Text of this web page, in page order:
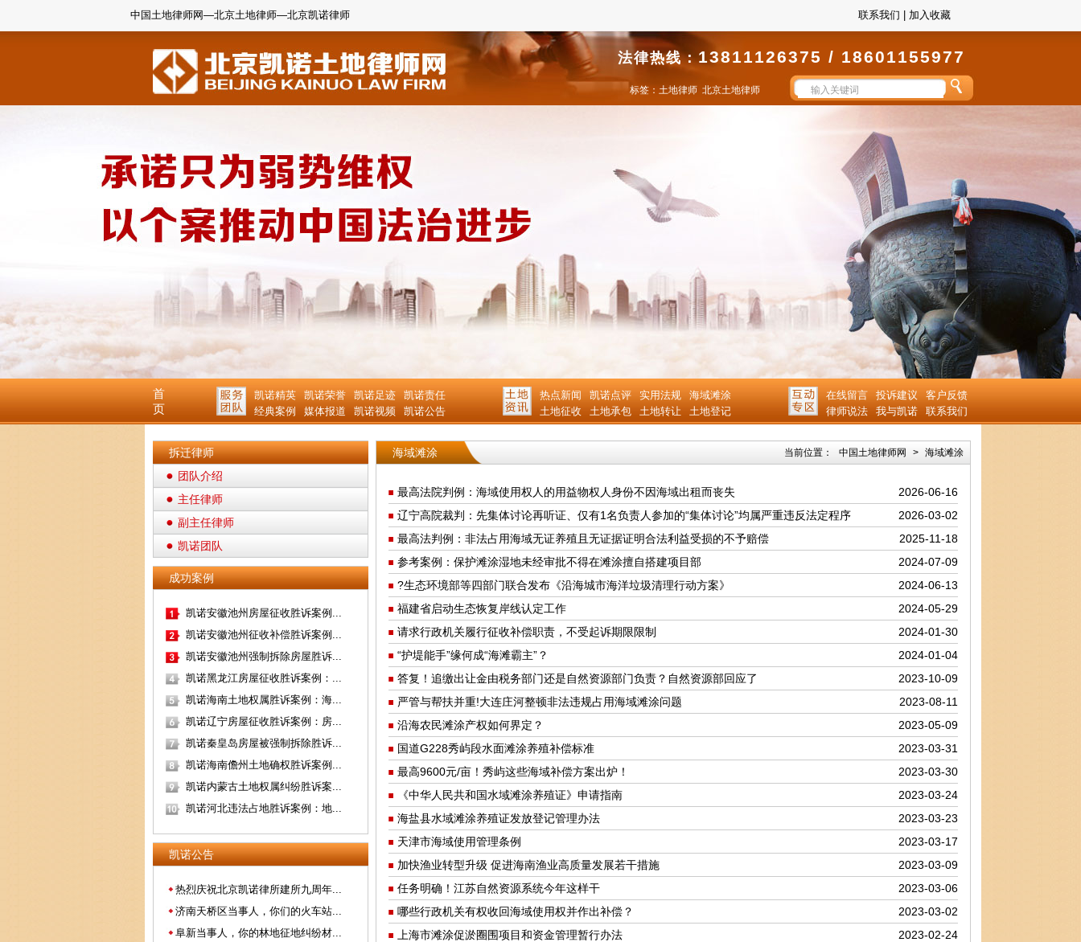
中国土地律师网—北京土地律师—北京凯诺律师 联系我们 加入收藏
法律热线：13811126375 / 18601155977
标签： 土地律师 北京土地律师
首
页
凯诺精英 凯诺荣誉 凯诺足迹
凯诺责任
经典案例
媒体报道 凯诺视频 凯诺公告
热点新闻 凯诺点评 实用法规
海域滩涂
土地征收
土地承包 土地转让 土地登记
在线留言 投诉建议
客户反馈
律师说法
我与凯诺 联系我们
拆迁律师
团队介绍
主任律师
副主任律师
凯诺团队
成功案例
凯诺安徽池州房屋征收胜诉案例...
凯诺安徽池州征收补偿胜诉案例...
凯诺安徽池州强制拆除房屋胜诉...
凯诺黑龙江房屋征收胜诉案例：...
凯诺海南土地权属胜诉案例：海...
凯诺辽宁房屋征收胜诉案例：房...
凯诺秦皇岛房屋被强制拆除胜诉...
凯诺海南儋州土地确权胜诉案例...
凯诺内蒙古土地权属纠纷胜诉案...
凯诺河北违法占地胜诉案例：地...
凯诺公告
热烈庆祝北京凯诺律所建所九周年...
济南天桥区当事人，你们的火车站...
阜新当事人，你的林地征地纠纷材...
海域滩涂 当前位置： 中国土地律师网 > 海域滩涂
最高法院判例：海域使用权人的用益物权人身份不因海域出租而丧失
2026-06-16
辽宁高院裁判：先集体讨论再听证、仅有1名负责人参加的“集体讨论”均属严重违反法定程序
2026-03-02
最高法判例：非法占用海域无证养殖且无证据证明合法利益受损的不予赔偿
2025-11-18
参考案例：保护滩涂湿地未经审批不得在滩涂擅自搭建项目部
2024-07-09
?生态环境部等四部门联合发布《沿海城市海洋垃圾清理行动方案》
2024-06-13
福建省启动生态恢复岸线认定工作
2024-05-29
请求行政机关履行征收补偿职责，不受起诉期限限制
2024-01-30
“护堤能手”缘何成“海滩霸主”？
2024-01-04
答复！追缴出让金由税务部门还是自然资源部门负责？自然资源部回应了
2023-10-09
严管与帮扶并重!大连庄河整顿非法违规占用海域滩涂问题
2023-08-11
沿海农民滩涂产权如何界定？
2023-05-09
国道G228秀屿段水面滩涂养殖补偿标准
2023-03-31
最高9600元/亩！秀屿这些海域补偿方案出炉！
2023-03-30
《中华人民共和国水域滩涂养殖证》申请指南
2023-03-24
海盐县水域滩涂养殖证发放登记管理办法
2023-03-23
天津市海域使用管理条例
2023-03-17
加快渔业转型升级 促进海南渔业高质量发展若干措施
2023-03-09
任务明确！江苏自然资源系统今年这样干
2023-03-06
哪些行政机关有权收回海域使用权并作出补偿？
2023-03-02
上海市滩涂促淤圈围项目和资金管理暂行办法
2023-02-24